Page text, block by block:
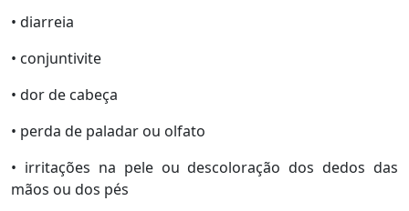
• diarreia
• conjuntivite
• dor de cabeça
• perda de paladar ou olfato
• irritações na pele ou descoloração dos dedos das
mãos ou dos pés